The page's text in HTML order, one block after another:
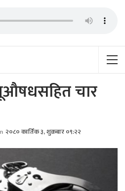
चार
२०८० कार्तिक ३, शुक्रबार ०९:२२